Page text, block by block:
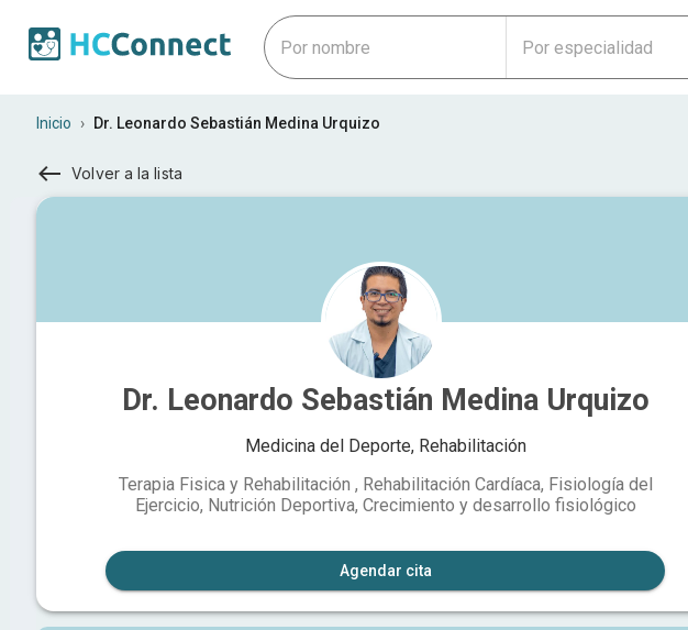
Inicio › Dr. Leonardo Sebastián Medina Urquizo
Volver a la lista
Dr. Leonardo Sebastián Medina Urquizo
Medicina del Deporte, Rehabilitación
Terapia Fisica y Rehabilitación , Rehabilitación Cardíaca, Fisiología del
Ejercicio, Nutrición Deportiva, Crecimiento y desarrollo fisiológico
Agendar cita